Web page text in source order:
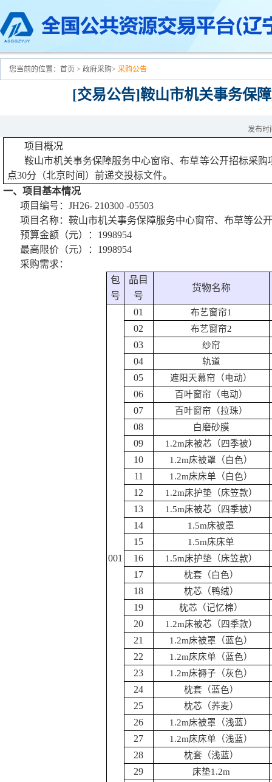
您当前的位置： 首页 > 政府采购> 采购公告
[交易公告]鞍山市机关事务保
发布时
项目概况
鞍山市机关事务保障服务中心窗帘、布草等公开招标采购
点30分（北京时间）前递交投标文件。
一、项目基本情况
项目编号： JH26- 210300 -05503
项目名称： 鞍山市机关事务保障服务中心窗帘、布草等公
预算金额（元）： 1998954
最高限价（元）： 1998954
采购需求：
包
号
品目
号
货物名称
001
01 布艺窗帘1
02 布艺窗帘2
03 纱帘
04 轨道
05 遮阳天幕帘（电动）
06 百叶窗帘（电动）
07 百叶窗帘（拉珠）
08 白磨砂膜
09 1.2m床被芯（四季被）
10 1.2m床被罩（白色）
11 1.2m床床单（白色）
12 1.2m床护垫（床笠款）
13 1.5m床被芯（四季被）
14 1.5m床被罩
15 1.5m床床单
16 1.5m床护垫（床笠款）
17 枕套（白色）
18 枕芯（鸭绒）
19 枕芯（记忆棉）
20 1.2m床被芯（四季款）
21 1.2m床被罩（蓝色）
22 1.2m床床单（蓝色）
23 1.2m床褥子（灰色）
24 枕套（蓝色）
25 枕芯（荞麦）
26 1.2m床被罩（浅蓝）
27 1.2m床床单（浅蓝）
28 枕套（浅蓝）
29 床垫1.2m